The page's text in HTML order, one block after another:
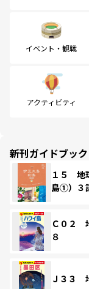
イベント・観戦
アクティビティ
新刊ガイドブック
１５ 地
島①）３
Ｃ０２
８
Ｊ３３